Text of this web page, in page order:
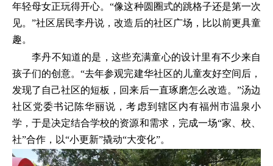
年轻母女正玩得开心。“像这种圆圈式的跳格子还是第一次
见。”社区居民李丹说，改造后的社区广场，比以前更具童
趣。
李丹不知道的是，这些充满童心的设计里有不少来自
孩子们的创意。“去年参观完建华社区的儿童友好空间后，
发现了自己社区的短板，回来后一直琢磨怎么改造。”汤边
社区党委书记陈华丽说，考虑到辖区内有福州市温泉小
学，于是决定结合学校的资源和需求，完成一场“家、校、
社”合作，以“小更新”撬动“大变化”。